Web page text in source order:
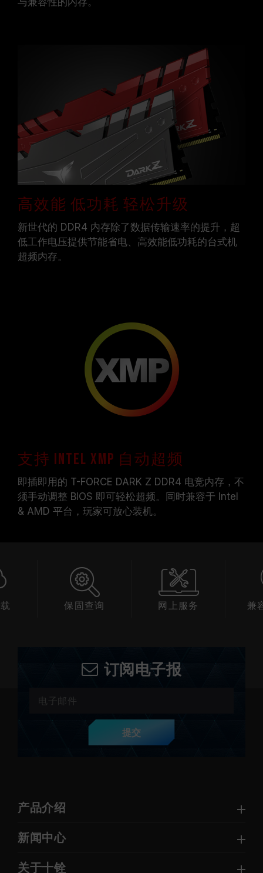
高效能 低功耗 轻松升级
新世代的 DDR4 内存除了数据传输速率的提升，超
低工作电压提供节能省电、高效能低功耗的台式机
超频内存。
支持 Intel XMP 自动超频
即插即用的 T-FORCE DARK Z DDR4 电竞内存，不
须手动调整 BIOS 即可轻松超频。同时兼容于 Intel
& AMD 平台，玩家可放心装机。
保固查询 网上服务 兼
订阅电子报
提交
产品介绍
新闻中心
关于十铨